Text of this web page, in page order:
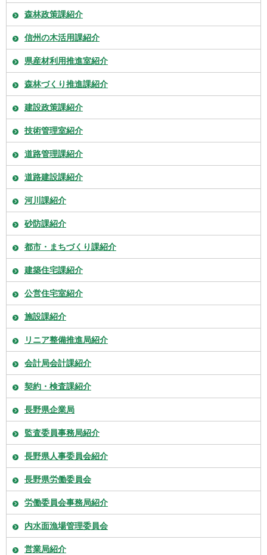
森林政策課紹介
信州の木活用課紹介
県産材利用推進室紹介
森林づくり推進課紹介
建設政策課紹介
技術管理室紹介
道路管理課紹介
道路建設課紹介
河川課紹介
砂防課紹介
都市・まちづくり課紹介
建築住宅課紹介
公営住宅室紹介
施設課紹介
リニア整備推進局紹介
会計局会計課紹介
契約・検査課紹介
長野県企業局
監査委員事務局紹介
長野県人事委員会紹介
長野県労働委員会
労働委員会事務局紹介
内水面漁場管理委員会
営業局紹介